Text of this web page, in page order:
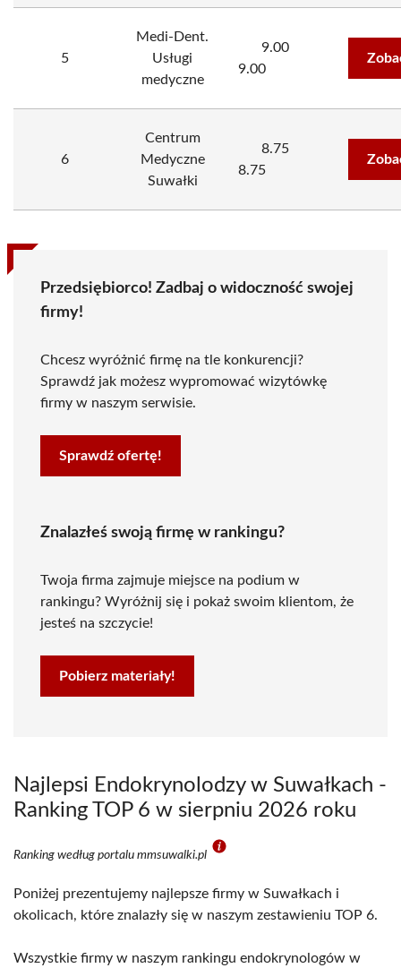
5
Medi-Dent.
Usługi
medyczne
9.00
9.00
6
Centrum
Medyczne
Suwałki
8.75
8.75
Przedsiębiorco! Zadbaj o widoczność swojej
firmy!
Chcesz wyróżnić firmę na tle konkurencji?
Sprawdź jak możesz wypromować wizytówkę
firmy w naszym serwisie.
Sprawdź ofertę!
Znalazłeś swoją firmę w rankingu?
Twoja firma zajmuje miejsce na podium w
rankingu? Wyróżnij się i pokaż swoim klientom, że
jesteś na szczycie!
Pobierz materiały!
Najlepsi Endokrynolodzy w Suwałkach -
Ranking TOP 6 w sierpniu 2026 roku
Ranking według portalu mmsuwalki.pl
Poniżej prezentujemy najlepsze firmy w Suwałkach i
okolicach, które znalazły się w naszym zestawieniu TOP 6.
Wszystkie firmy w naszym rankingu endokrynologów w